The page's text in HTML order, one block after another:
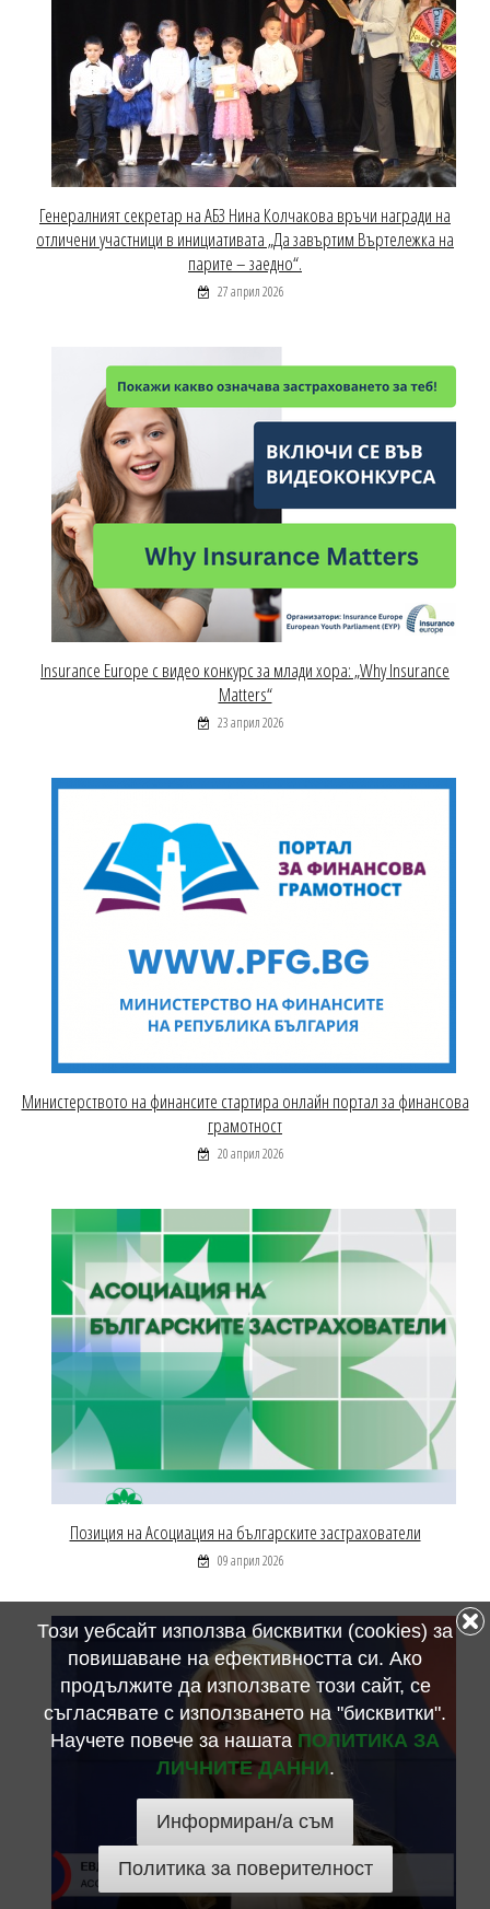
Генералният секретар на АБЗ Нина Колчакова връчи награди на
отличени участници в инициативата „Да завъртим Въртележка на
парите – заедно“.
27 април 2026
Insurance Europe с видео конкурс за млади хора: „Why Insurance
Matters“
23 април 2026
Министерството на финансите стартира онлайн портал за финансова
грамотност
20 април 2026
Позиция на Асоциация на българските застрахователи
09 април 2026
Този уебсайт използва бисквитки (cookies) за
повишаване на ефективността си. Ако
продължите да използвате този сайт, се
съгласявате с използването на "бисквитки".
Научете повече за нашата ПОЛИТИКА ЗА
ЛИЧНИТЕ ДАННИ.
Информиран/а съм
Политика за поверителност